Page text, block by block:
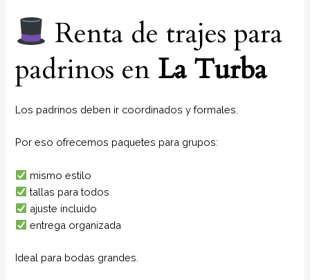
Renta de trajes para
padrinos en La Turba
Los padrinos deben ir coordinados y formales.
Por eso ofrecemos paquetes para grupos:
mismo estilo
tallas para todos
ajuste incluido
entrega organizada
Ideal para bodas grandes.